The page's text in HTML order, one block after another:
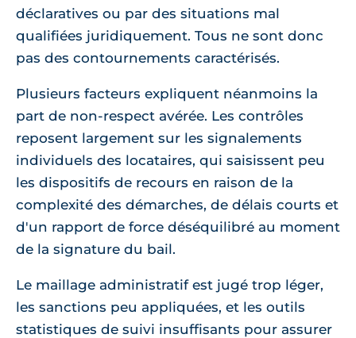
déclaratives ou par des situations mal
qualifiées juridiquement. Tous ne sont donc
pas des contournements caractérisés.
Plusieurs facteurs expliquent néanmoins la
part de non-respect avérée. Les contrôles
reposent largement sur les signalements
individuels des locataires, qui saisissent peu
les dispositifs de recours en raison de la
complexité des démarches, de délais courts et
d'un rapport de force déséquilibré au moment
de la signature du bail.
Le maillage administratif est jugé trop léger,
les sanctions peu appliquées, et les outils
statistiques de suivi insuffisants pour assurer